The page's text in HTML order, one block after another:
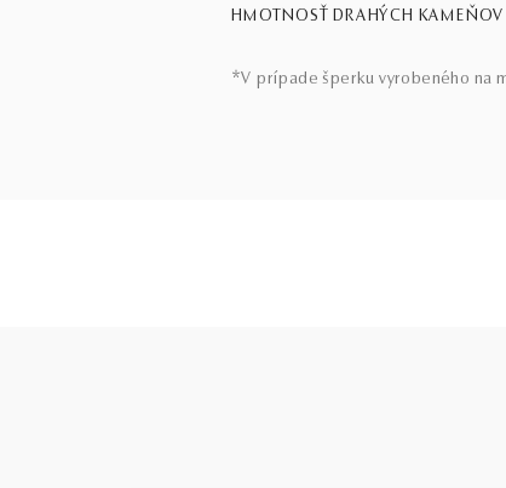
HMOTNOSŤ DRAHÝCH KAMEŇOV
*V prípade šperku vyrobeného na